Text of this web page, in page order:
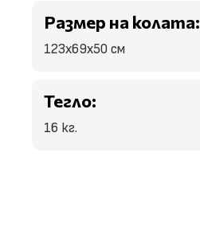
Размер на колата:
123x69x50 см
Тегло:
16 кг.